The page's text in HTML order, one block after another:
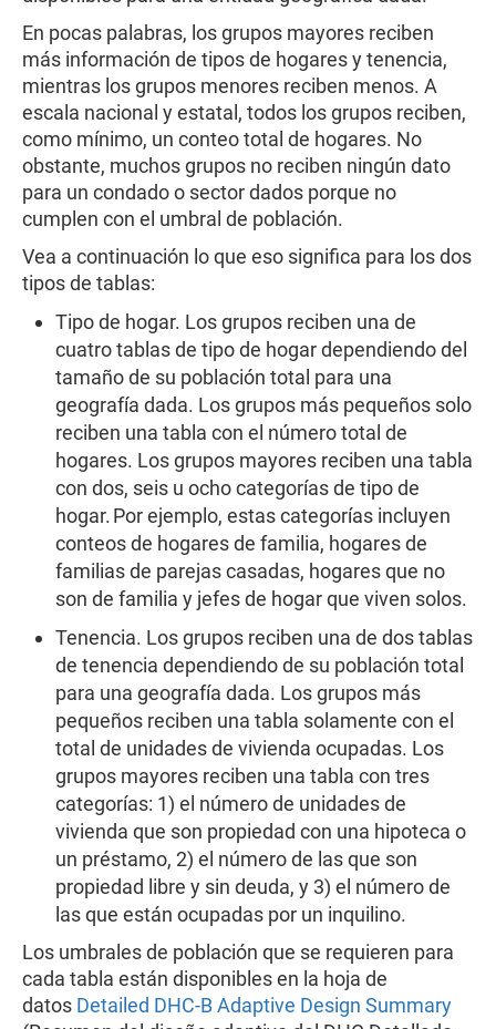
En pocas palabras, los grupos mayores reciben
más información de tipos de hogares y tenencia,
mientras los grupos menores reciben menos. A
escala nacional y estatal, todos los grupos reciben,
como mínimo, un conteo total de hogares. No
obstante, muchos grupos no reciben ningún dato
para un condado o sector dados porque no
cumplen con el umbral de población.
Vea a continuación lo que eso significa para los dos
tipos de tablas:
Tipo de hogar. Los grupos reciben una de
cuatro tablas de tipo de hogar dependiendo del
tamaño de su población total para una
geografía dada. Los grupos más pequeños solo
reciben una tabla con el número total de
hogares. Los grupos mayores reciben una tabla
con dos, seis u ocho categorías de tipo de
hogar. Por ejemplo, estas categorías incluyen
conteos de hogares de familia, hogares de
familias de parejas casadas, hogares que no
son de familia y jefes de hogar que viven solos.
Tenencia. Los grupos reciben una de dos tablas
de tenencia dependiendo de su población total
para una geografía dada. Los grupos más
pequeños reciben una tabla solamente con el
total de unidades de vivienda ocupadas. Los
grupos mayores reciben una tabla con tres
categorías: 1) el número de unidades de
vivienda que son propiedad con una hipoteca o
un préstamo, 2) el número de las que son
propiedad libre y sin deuda, y 3) el número de
las que están ocupadas por un inquilino.
Los umbrales de población que se requieren para
cada tabla están disponibles en la hoja de
datos Detailed DHC-B Adaptive Design Summary